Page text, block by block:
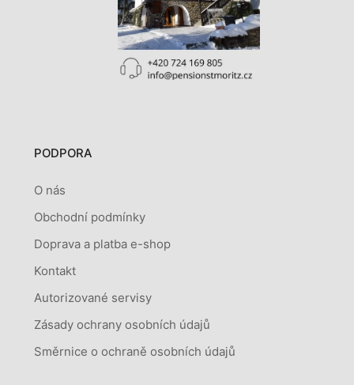
PODPORA
O nás
Obchodní podmínky
Doprava a platba e-shop
Kontakt
Autorizované servisy
Zásady ochrany osobních údajů
Směrnice o ochraně osobních údajů